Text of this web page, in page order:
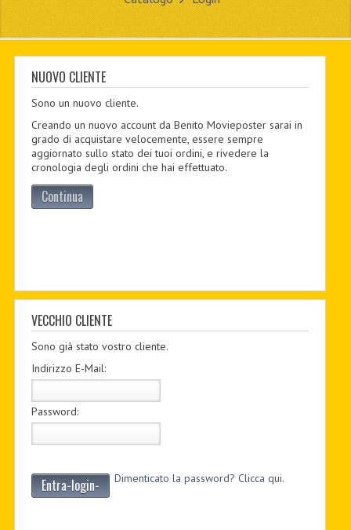
NUOVI
IL MIO CONTO
CUSTOM PDF
NUOVO CLIENTE
Sono un nuovo cliente.
Creando un nuovo account da Benito Movieposter sarai in
grado di acquistare velocemente, essere sempre
aggiornato sullo stato dei tuoi ordini, e rivedere la
cronologia degli ordini che hai effettuato.
Continua
VECCHIO CLIENTE
Sono già stato vostro cliente.
Indirizzo E-Mail:
Password:
Entra-login- Dimenticato la password? Clicca qui.